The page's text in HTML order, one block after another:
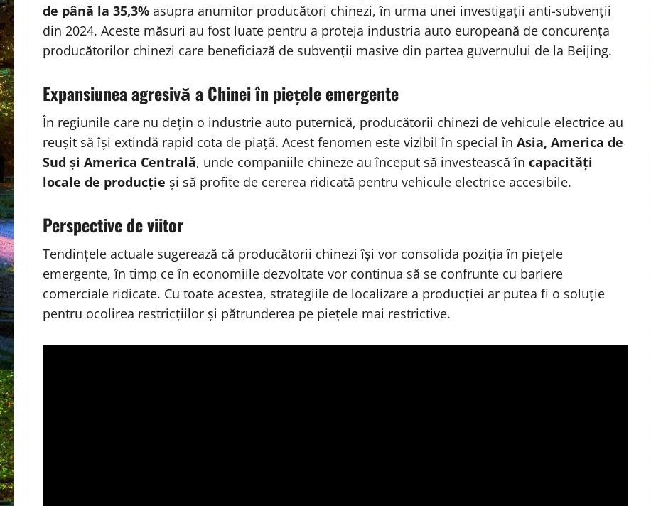
de până la 35,3% asupra anumitor producători chinezi, în urma unei investigații anti-subvenții
din 2024. Aceste măsuri au fost luate pentru a proteja industria auto europeană de concurența
producătorilor chinezi care beneficiază de subvenții masive din partea guvernului de la Beijing.
Expansiunea agresivă a Chinei în piețele emergente
În regiunile care nu dețin o industrie auto puternică, producătorii chinezi de vehicule electrice au
reușit să își extindă rapid cota de piață. Acest fenomen este vizibil în special în Asia, America de
Sud și America Centrală, unde companiile chineze au început să investească în capacități
locale de producție și să profite de cererea ridicată pentru vehicule electrice accesibile.
Perspective de viitor
Tendințele actuale sugerează că producătorii chinezi își vor consolida poziția în piețele
emergente, în timp ce în economiile dezvoltate vor continua să se confrunte cu bariere
comerciale ridicate. Cu toate acestea, strategiile de localizare a producției ar putea fi o soluție
pentru ocolirea restricțiilor și pătrunderea pe piețele mai restrictive.